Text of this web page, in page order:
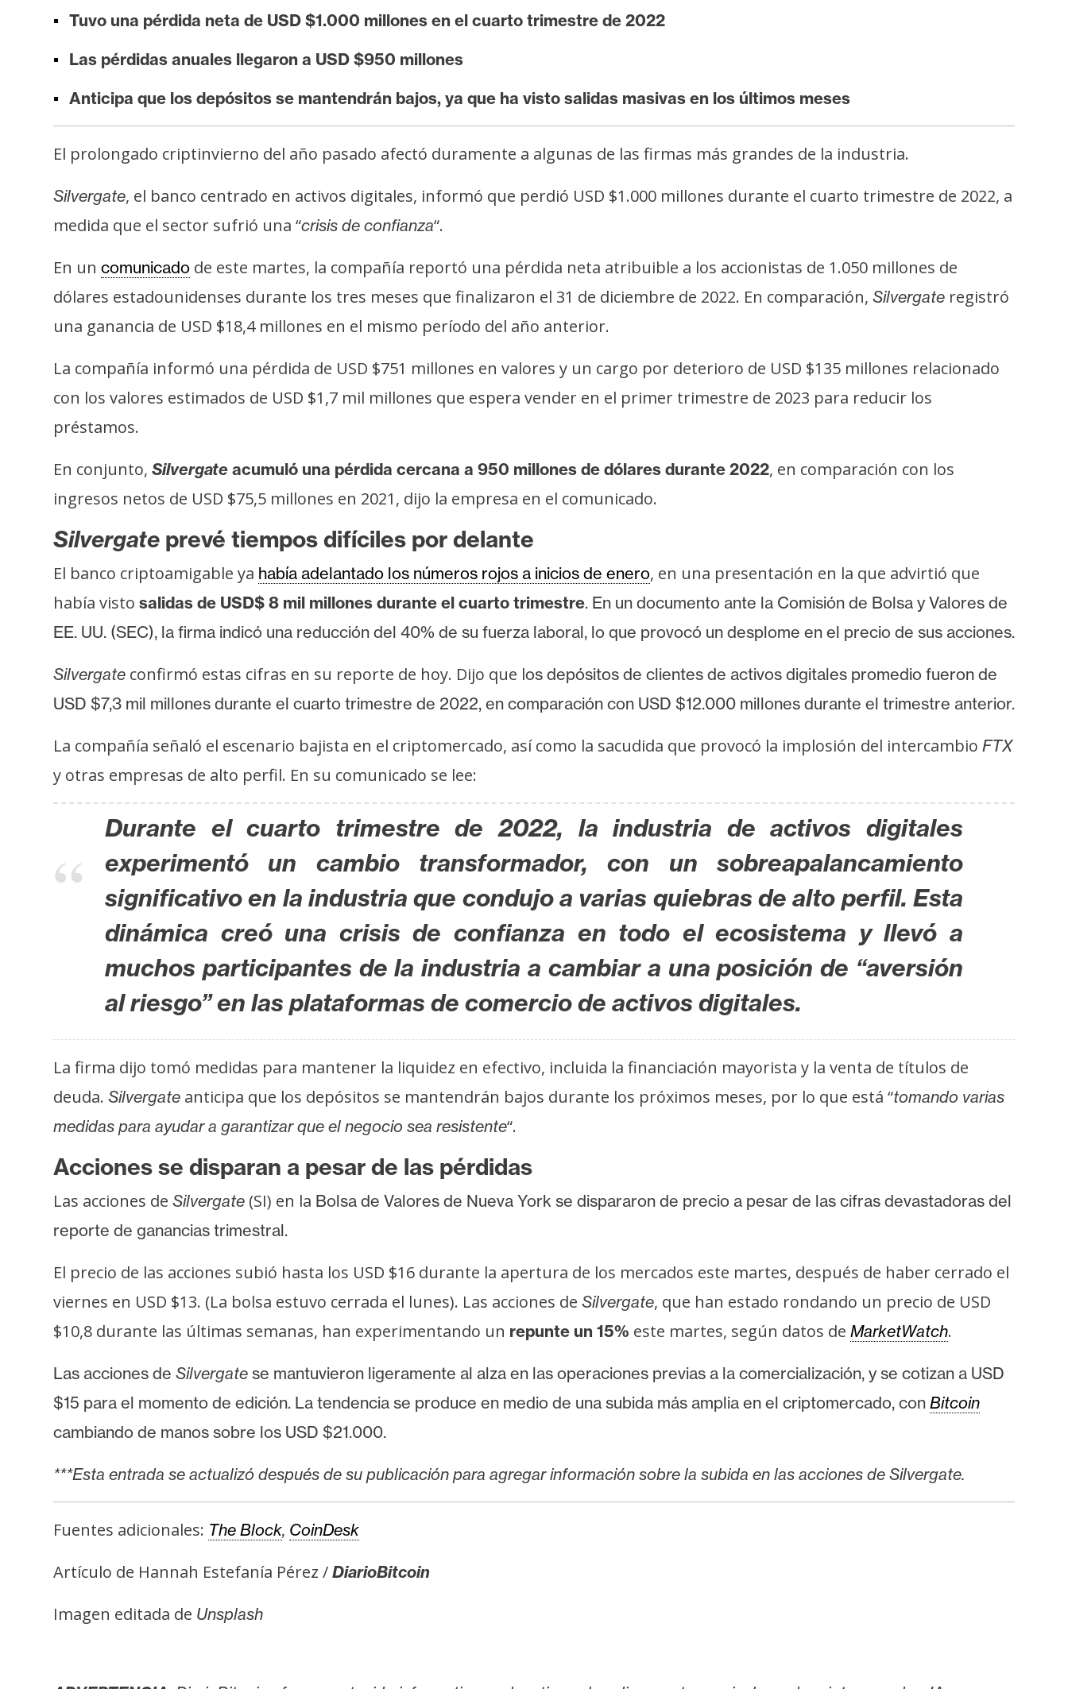
o
a
s
d
P
e
s
a
e
m
R
c
r
s
o
C
n
t
y
a
d
Tuvo una pérdida neta de USD $1.000 millones en el cuarto trimestre de 2022
Las pérdidas anuales llegaron a USD $950 millones
Anticipa que los depósitos se mantendrán bajos, ya que ha visto salidas masivas en los últimos meses
El prolongado criptinvierno del año pasado afectó duramente a algunas de las firmas más grandes de la industria.
Silvergate, el banco centrado en activos digitales, informó que perdió USD $1.000 millones durante el cuarto trimestre de 2022, a
medida que el sector sufrió una “crisis de confianza“.
En un comunicado de este martes, la compañía reportó una pérdida neta atribuible a los accionistas de 1.050 millones de
dólares estadounidenses durante los tres meses que finalizaron el 31 de diciembre de 2022. En comparación, Silvergate registró
una ganancia de USD $18,4 millones en el mismo período del año anterior.
La compañía informó una pérdida de USD $751 millones en valores y un cargo por deterioro de USD $135 millones relacionado
con los valores estimados de USD $1,7 mil millones que espera vender en el primer trimestre de 2023 para reducir los
préstamos.
En conjunto, Silvergate acumuló una pérdida cercana a 950 millones de dólares durante 2022, en comparación con los
ingresos netos de USD $75,5 millones en 2021, dijo la empresa en el comunicado.
Silvergate prevé tiempos difíciles por delante
El banco criptoamigable ya había adelantado los números rojos a inicios de enero, en una presentación en la que advirtió que
había visto salidas de USD$ 8 mil millones durante el cuarto trimestre. En un documento ante la Comisión de Bolsa y Valores de
EE. UU. (SEC), la firma indicó una reducción del 40% de su fuerza laboral, lo que provocó un desplome en el precio de sus acciones.
Silvergate confirmó estas cifras en su reporte de hoy. Dijo que los depósitos de clientes de activos digitales promedio fueron de
USD $7,3 mil millones durante el cuarto trimestre de 2022, en comparación con USD $12.000 millones durante el trimestre anterior.
La compañía señaló el escenario bajista en el criptomercado, así como la sacudida que provocó la implosión del intercambio FTX
y otras empresas de alto perfil. En su comunicado se lee:
Durante el cuarto trimestre de 2022, la industria de activos digitales
experimentó un cambio transformador, con un sobreapalancamiento
significativo en la industria que condujo a varias quiebras de alto perfil. Esta
dinámica creó una crisis de confianza en todo el ecosistema y llevó a
muchos participantes de la industria a cambiar a una posición de “aversión
al riesgo” en las plataformas de comercio de activos digitales.
La firma dijo tomó medidas para mantener la liquidez en efectivo, incluida la financiación mayorista y la venta de títulos de
deuda. Silvergate anticipa que los depósitos se mantendrán bajos durante los próximos meses, por lo que está “tomando varias
medidas para ayudar a garantizar que el negocio sea resistente“.
Acciones se disparan a pesar de las pérdidas
Las acciones de Silvergate (SI) en la Bolsa de Valores de Nueva York se dispararon de precio a pesar de las cifras devastadoras del
reporte de ganancias trimestral.
El precio de las acciones subió hasta los USD $16 durante la apertura de los mercados este martes, después de haber cerrado el
viernes en USD $13. (La bolsa estuvo cerrada el lunes). Las acciones de Silvergate, que han estado rondando un precio de USD
$10,8 durante las últimas semanas, han experimentando un repunte un 15% este martes, según datos de MarketWatch.
Las acciones de Silvergate se mantuvieron ligeramente al alza en las operaciones previas a la comercialización, y se cotizan a USD
$15 para el momento de edición. La tendencia se produce en medio de una subida más amplia en el criptomercado, con Bitcoin
cambiando de manos sobre los USD $21.000.
***Esta entrada se actualizó después de su publicación para agregar información sobre la subida en las acciones de Silvergate.
Fuentes adicionales: The Block, CoinDesk
Artículo de Hannah Estefanía Pérez / DiarioBitcoin
Imagen editada de Unsplash